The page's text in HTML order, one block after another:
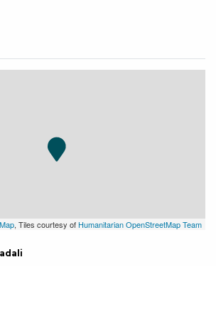
, Tiles courtesy of Humanitarian OpenStreetMap Team